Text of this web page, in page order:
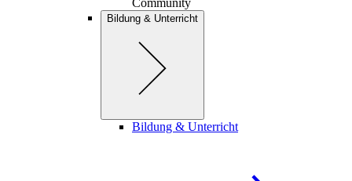
Community
Bildung & Unterricht
Bildung & Unterricht